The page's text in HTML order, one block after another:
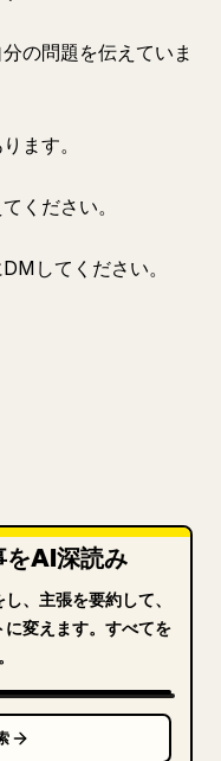
の問題を伝えていま
ます。
ください。
してください。
AI深読み
、主張を要約して、
変えます。すべてを